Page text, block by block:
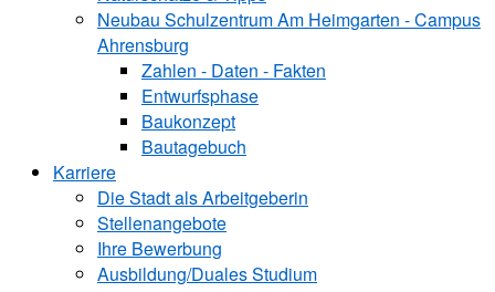
Neubau Schulzentrum Am Heimgarten - Campus
Ahrensburg
Zahlen - Daten - Fakten
Entwurfsphase
Baukonzept
Bautagebuch
Karriere
Die Stadt als Arbeitgeberin
Stellenangebote
Ihre Bewerbung
Ausbildung/Duales Studium